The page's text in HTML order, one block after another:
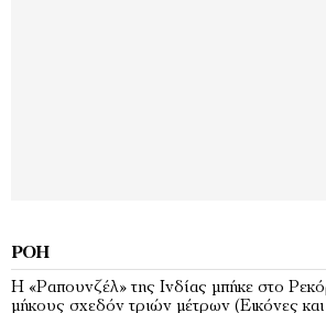
ΡΟΉ
Η «Ραπουνζέλ» της Ινδίας μπήκε στο
μήκους σχεδόν τριών μέτρων (Εικόνες και